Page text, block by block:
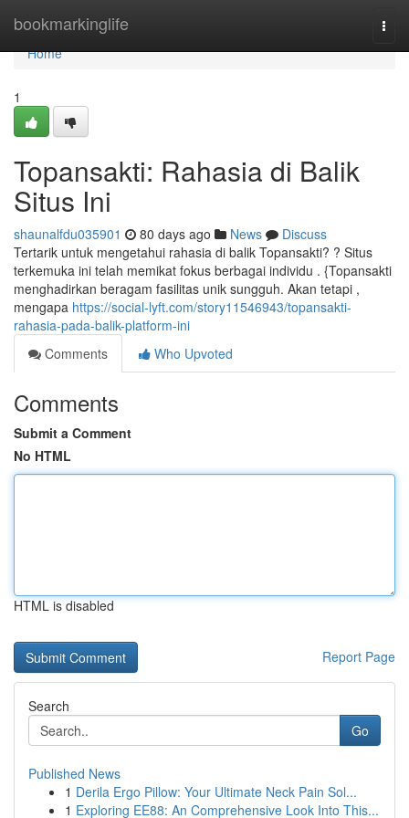
bookmarkinglife
Home
Home
1
Topansakti: Rahasia di Balik
Situs Ini
shaunalfdu035901 80 days ago News
Discuss
Tertarik untuk mengetahui rahasia di balik Topansakti? ? Situs
terkemuka ini telah memikat fokus berbagai individu . {Topansakti
menghadirkan beragam fasilitas unik sungguh. Akan tetapi ,
mengapa https://social-lyft.com/story11546943/topansakti-
rahasia-pada-balik-platform-ini
Comments
Who Upvoted
Comments
Submit a Comment
No HTML
HTML is disabled
Report Page
Search
Go
Published News
1 Derila Ergo Pillow: Your Ultimate Neck Pain Sol...
1 Exploring EE88: An Comprehensive Look Into This...